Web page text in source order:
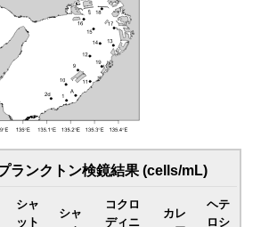
ランクトン検鏡結果 (cells/mL)
シャ
ット
シャ
コクロ
ディニ
カレ
ヘテ
ロシ